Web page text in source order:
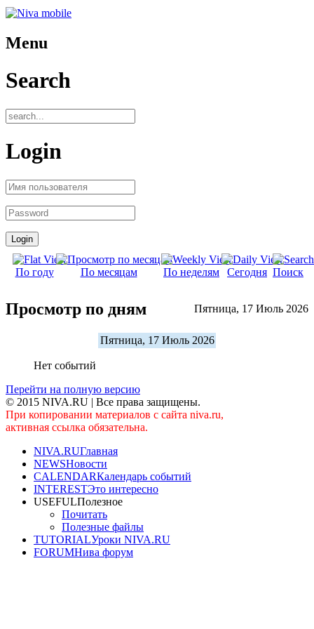
Menu
Search
Login
По году По месяцам По неделям Сегодня Поиск
Просмотр по дням Пятница, 17 Июль 2026
Пятница, 17 Июль 2026
Нет событий
Перейти на полную версию
© 2015 NIVA.RU | Все права защищены.
При копировании материалов с сайта niva.ru,
активная ссылка обязательна.
NIVA.RUГлавная
NEWSНовости
CALENDARКалендарь событий
INTERESTЭто интересно
USEFULПолезное
Почитать
Полезные файлы
TUTORIALУроки NIVA.RU
FORUMНива форум